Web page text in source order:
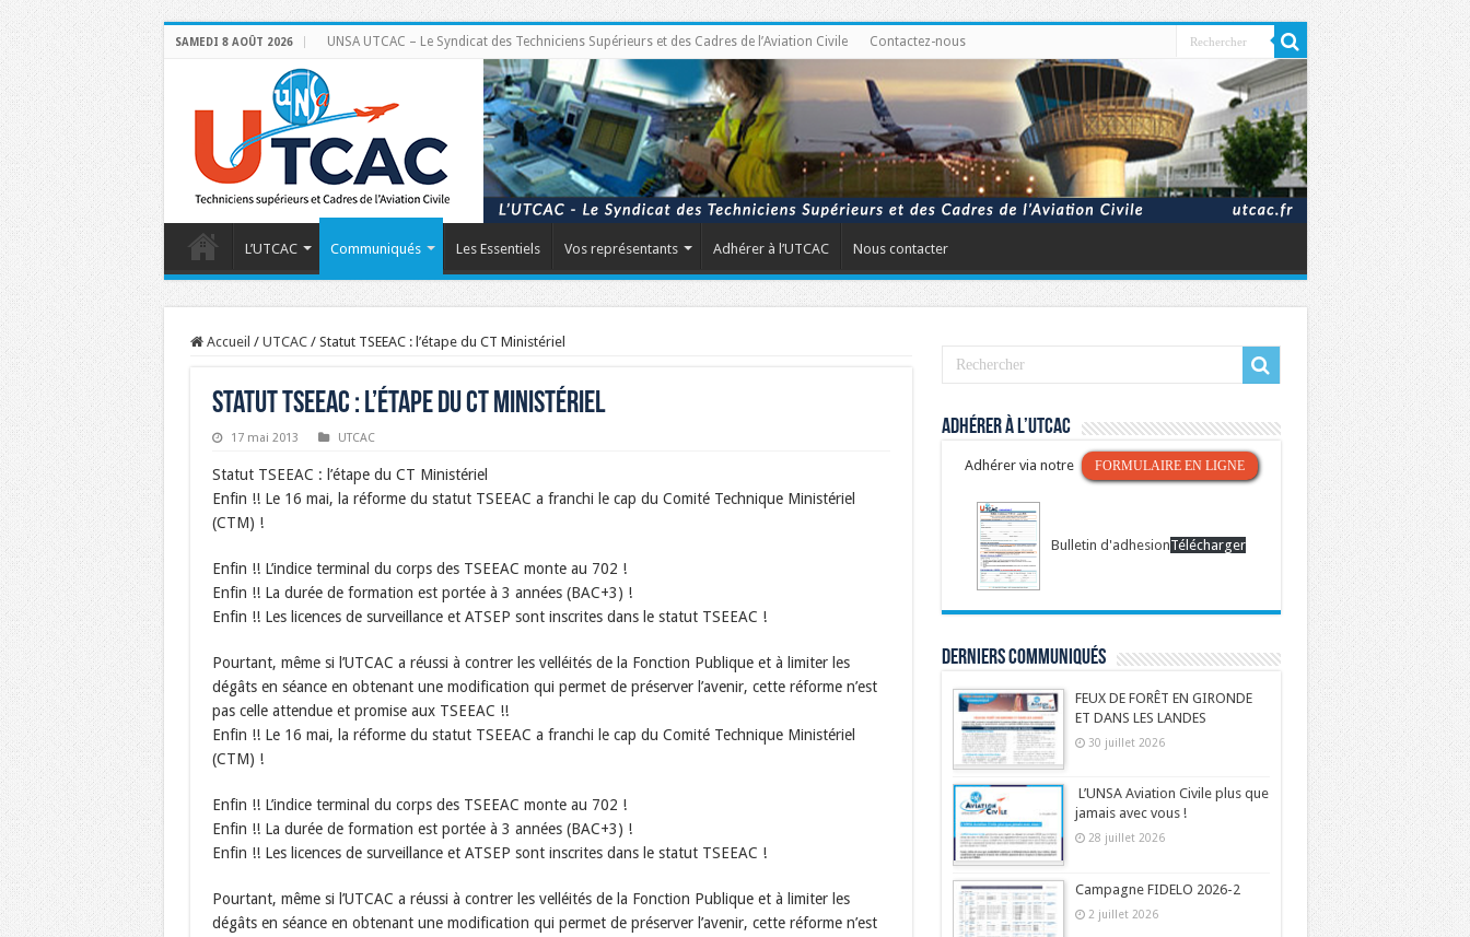
SAMEDI 8 AOÛT 2026 UNSA UTCAC – Le Syndicat des Techniciens Supérieurs et des Cadres de l’Aviation Civile Contactez-nous
L’UTCAC Communiqués Les Essentiels Vos représentants Adhérer à l’UTCAC Nous contacter
Accueil / UTCAC / Statut TSEEAC : l’étape du CT Ministériel
Statut TSEEAC : l’étape du CT Ministériel
17 mai 2013 UTCAC
Statut TSEEAC : l’étape du CT Ministériel
Enfin !! Le 16 mai, la réforme du statut TSEEAC a franchi le cap du Comité Technique Ministériel
(CTM) !
Enfin !! L’indice terminal du corps des TSEEAC monte au 702 !
Enfin !! La durée de formation est portée à 3 années (BAC+3) !
Enfin !! Les licences de surveillance et ATSEP sont inscrites dans le statut TSEEAC !
Pourtant, même si l’UTCAC a réussi à contrer les velléités de la Fonction Publique et à limiter les
dégâts en séance en obtenant une modification qui permet de préserver l’avenir, cette réforme n’est
pas celle attendue et promise aux TSEEAC !!
Enfin !! Le 16 mai, la réforme du statut TSEEAC a franchi le cap du Comité Technique Ministériel
(CTM) !
Enfin !! L’indice terminal du corps des TSEEAC monte au 702 !
Enfin !! La durée de formation est portée à 3 années (BAC+3) !
Enfin !! Les licences de surveillance et ATSEP sont inscrites dans le statut TSEEAC !
Pourtant, même si l’UTCAC a réussi à contrer les velléités de la Fonction Publique et à limiter les
dégâts en séance en obtenant une modification qui permet de préserver l’avenir, cette réforme n’est
Adhérer à l’UTCAC
Adhérer via notre FORMULAIRE EN LIGNE
Bulletin d'adhesionTélécharger
Derniers communiqués
FEUX DE FORÊT EN GIRONDE
ET DANS LES LANDES
30 juillet 2026
L’UNSA Aviation Civile plus que
jamais avec vous !
28 juillet 2026
Campagne FIDELO 2026-2
2 juillet 2026